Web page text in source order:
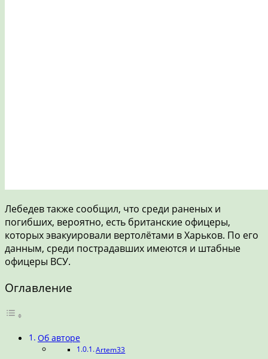
Лебедев также сообщил, что среди раненых и
погибших, вероятно, есть британские офицеры,
которых эвакуировали вертолётами в Харьков. По его
данным, среди пострадавших имеются и штабные
офицеры ВСУ.
Оглавление
Об авторе
Artem33